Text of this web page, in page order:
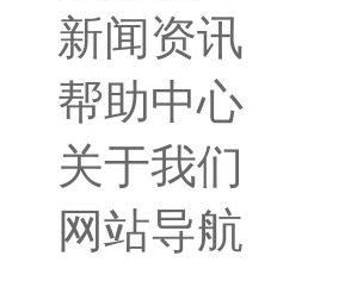
行程攻略
新闻资讯
帮助中心
关于我们
网站导航